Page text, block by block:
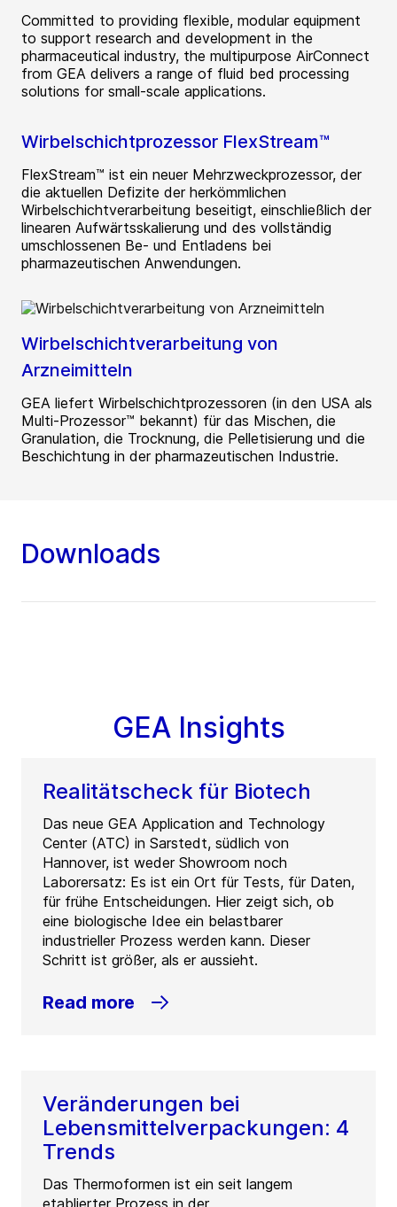
Committed to providing flexible, modular equipment
to support research and development in the
pharmaceutical industry, the multipurpose AirConnect
from GEA delivers a range of fluid bed processing
solutions for small-scale applications.
Wirbelschichtprozessor FlexStream™
FlexStream™ ist ein neuer Mehrzweckprozessor, der
die aktuellen Defizite der herkömmlichen
Wirbelschichtverarbeitung beseitigt, einschließlich der
linearen Aufwärtsskalierung und des vollständig
umschlossenen Be- und Entladens bei
pharmazeutischen Anwendungen.
Wirbelschichtverarbeitung von
Arzneimitteln
GEA liefert Wirbelschichtprozessoren (in den USA als
Multi-Prozessor™ bekannt) für das Mischen, die
Granulation, die Trocknung, die Pelletisierung und die
Beschichtung in der pharmazeutischen Industrie.
Downloads
GEA Insights
Realitätscheck für Biotech
Das neue GEA Application and Technology
Center (ATC) in Sarstedt, südlich von
Hannover, ist weder Showroom noch
Laborersatz: Es ist ein Ort für Tests, für Daten,
für frühe Entscheidungen. Hier zeigt sich, ob
eine biologische Idee ein belastbarer
industrieller Prozess werden kann. Dieser
Schritt ist größer, als er aussieht.
Read more
Veränderungen bei
Lebensmittelverpackungen: 4
Trends
Das Thermoformen ist ein seit langem